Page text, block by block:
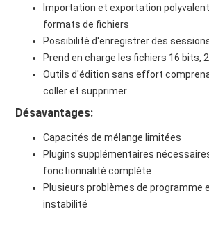
Importation et exportation
formats de fichiers
Possibilité d'enregistrer des
Prend en charge les fichiers 16 bits,
Outils d'édition sans effort
coller et supprimer
Désavantages:
Capacités de mélange limitées
Plugins supplémentaires
fonctionnalité complète
Plusieurs problèmes de programme
instabilité